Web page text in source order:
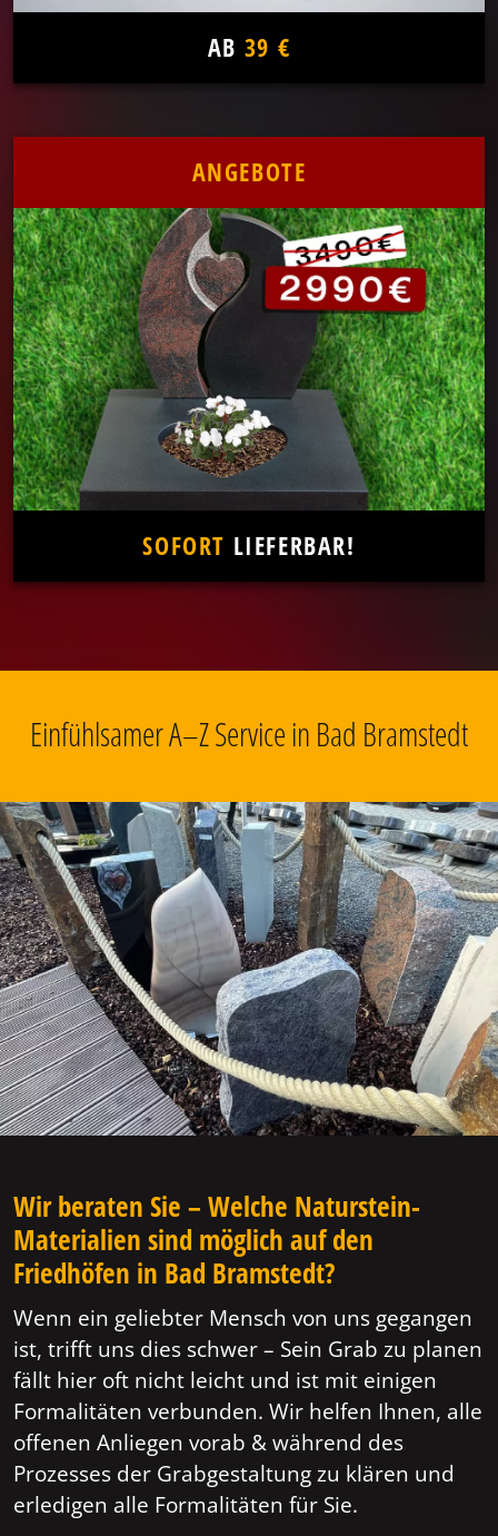
AB 39 €
ANGEBOTE
SOFORT LIEFERBAR!
Einfühlsamer A–Z Service in Bad Bramstedt
Wir beraten Sie – Welche Naturstein-
Materialien sind möglich auf den
Friedhöfen in Bad Bramstedt?
Wenn ein geliebter Mensch von uns gegangen
ist, trifft uns dies schwer – Sein Grab zu planen
fällt hier oft nicht leicht und ist mit einigen
Formalitäten verbunden. Wir helfen Ihnen, alle
offenen Anliegen vorab & während des
Prozesses der Grabgestaltung zu klären und
erledigen alle Formalitäten für Sie.